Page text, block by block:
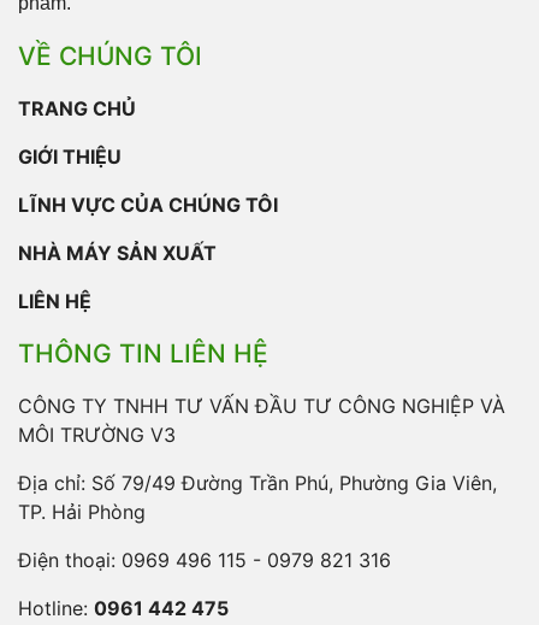
VỀ CHÚNG TÔI
TRANG CHỦ
GIỚI THIỆU
LĨNH VỰC CỦA CHÚNG TÔI
NHÀ MÁY SẢN XUẤT
LIÊN HỆ
THÔNG TIN LIÊN HỆ
CÔNG TY TNHH TƯ VẤN ĐẦU TƯ CÔNG NGHIỆP VÀ
MÔI TRƯỜNG V3
Địa chỉ: Số 79/49 Đường Trần Phú, Phường Gia Viên,
TP. Hải Phòng
Điện thoại: 0969 496 115 - 0979 821 316
Hotline: 0961 442 475